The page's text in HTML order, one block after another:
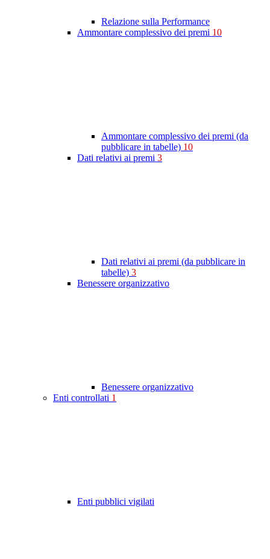
Relazione sulla Performance
Ammontare complessivo dei premi 10
Ammontare complessivo dei premi (da
pubblicare in tabelle) 10
Dati relativi ai premi 3
Dati relativi ai premi (da pubblicare in
tabelle) 3
Benessere organizzativo
Benessere organizzativo
Enti controllati 1
Enti pubblici vigilati